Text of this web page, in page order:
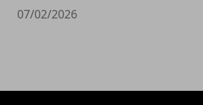
07/02/2026